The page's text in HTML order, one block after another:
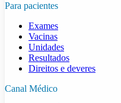
Para pacientes
Exames
Vacinas
Unidades
Resultados
Direitos e deveres
Canal Médico